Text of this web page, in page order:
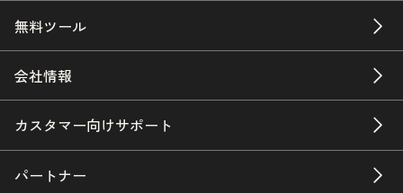
無料ツール
会社情報
カスタマー向けサポート
パートナー